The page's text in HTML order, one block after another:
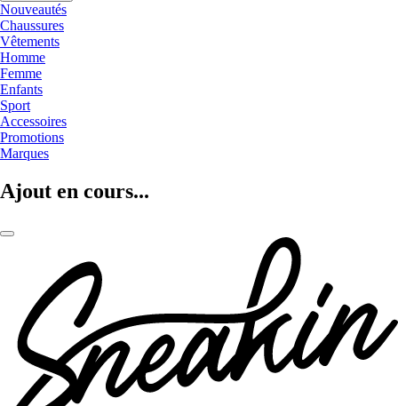
Nouveautés
Chaussures
Vêtements
Homme
Femme
Enfants
Sport
Accessoires
Promotions
Marques
Ajout en cours...